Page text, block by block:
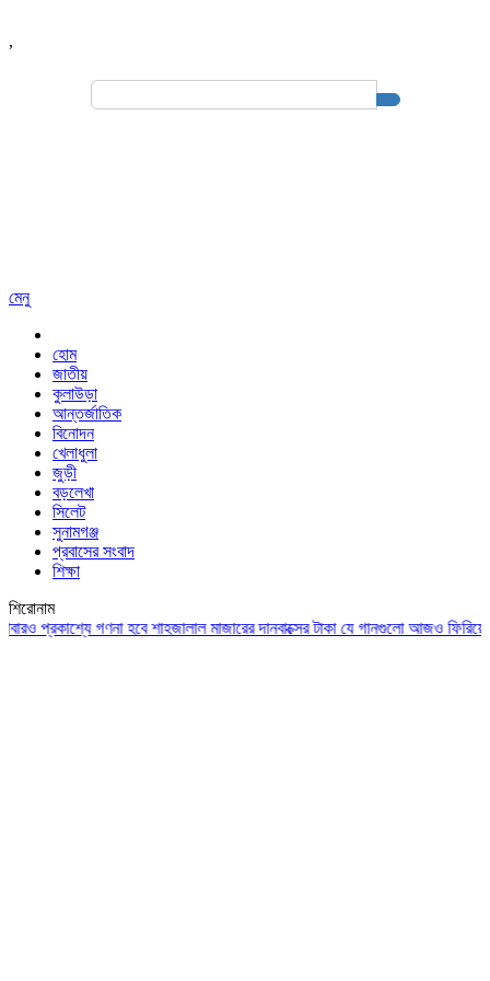
,
Search
মেনু
হোম
জাতীয়
কুলাউড়া
আন্তর্জাতিক
বিনোদন
খেলাধুলা
জুড়ী
বড়লেখা
সিলেট
সুনামগঞ্জ
প্রবাসের সংবাদ
শিক্ষা
শিরোনাম
গণনা হবে শাহজালাল মাজারের দানবাক্সের টাকাযে গানগুলো আজও ফিরিয়ে নেয়